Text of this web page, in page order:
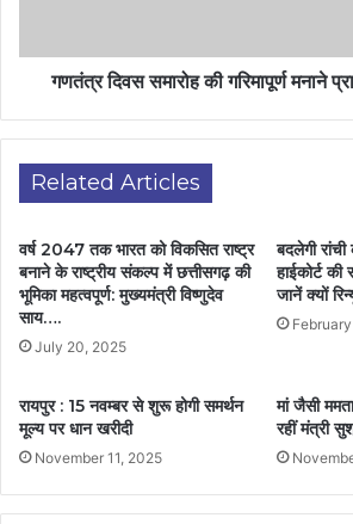
गणतंत्र दिवस समारोह की गरिमापूर्ण मनाने
Related Articles
वर्ष 2047 तक भारत को विकसित राष्ट्र
बनाने के राष्ट्रीय संकल्प में छत्तीसगढ़ की
भूमिका महत्वपूर्ण: मुख्यमंत्री विष्णुदेव
साय….
July 20, 2025
बदलेगी
हाईकोर्ट
जानें क्यों
रायपुर : 15 नवम्बर से शुरू होगी समर्थन
मूल्य पर धान खरीदी
November 11, 2025
मां जैसी
रहीं मंत्री